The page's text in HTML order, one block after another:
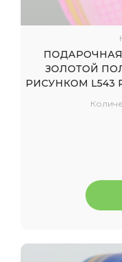
ЗОЛОТОЙ
РИСУНКОМ